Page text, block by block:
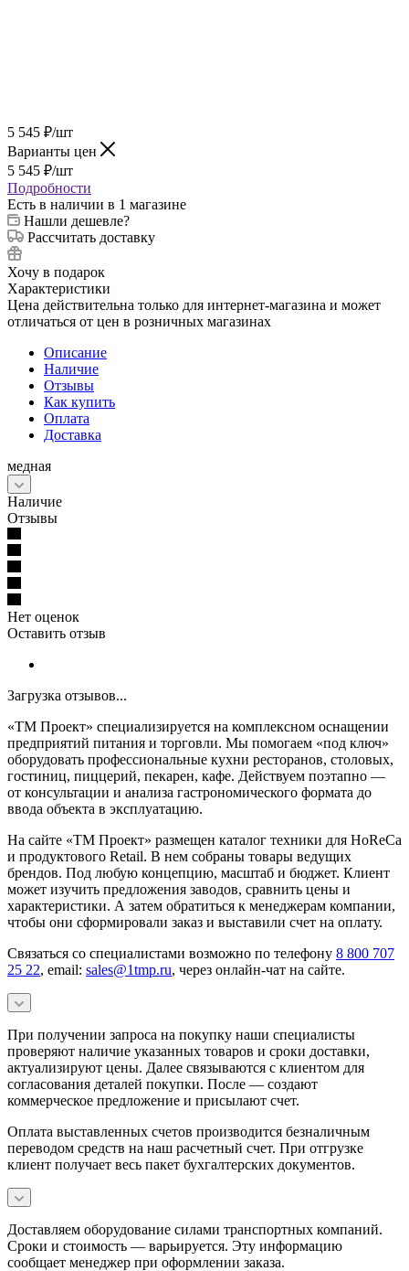
5 545 ₽/шт
Варианты цен
5 545 ₽/шт
Подробности
Есть в наличии в 1 магазине
Нашли дешевле?
Рассчитать доставку
Хочу в подарок
Характеристики
Цена действительна только для интернет-магазина и может
отличаться от цен в розничных магазинах
Описание
Наличие
Отзывы
Как купить
Оплата
Доставка
медная
Наличие
Отзывы
Нет оценок
Оставить отзыв
Загрузка отзывов...
«ТМ Проект» специализируется на комплексном оснащении
предприятий питания и торговли. Мы помогаем «под ключ»
оборудовать профессиональные кухни ресторанов, столовых,
гостиниц, пиццерий, пекарен, кафе. Действуем поэтапно —
от консультации и анализа гастрономического формата до
ввода объекта в эксплуатацию.
На сайте «ТМ Проект» размещен каталог техники для HoReCa
и продуктового Retail. В нем собраны товары ведущих
брендов. Под любую концепцию, масштаб и бюджет. Клиент
может изучить предложения заводов, сравнить цены и
характеристики. А затем обратиться к менеджерам компании,
чтобы они сформировали заказ и выставили счет на оплату.
Связаться со специалистами возможно по телефону 8 800 707
25 22, email: sales@1tmp.ru, через онлайн-чат на сайте.
При получении запроса на покупку наши специалисты
проверяют наличие указанных товаров и сроки доставки,
актуализируют цены. Далее связываются с клиентом для
согласования деталей покупки. После — создают
коммерческое предложение и присылают счет.
Оплата выставленных счетов производится безналичным
переводом средств на наш расчетный счет. При отгрузке
клиент получает весь пакет бухгалтерских документов.
Доставляем оборудование силами транспортных компаний.
Сроки и стоимость — варьируется. Эту информацию
сообщает менеджер при оформлении заказа.